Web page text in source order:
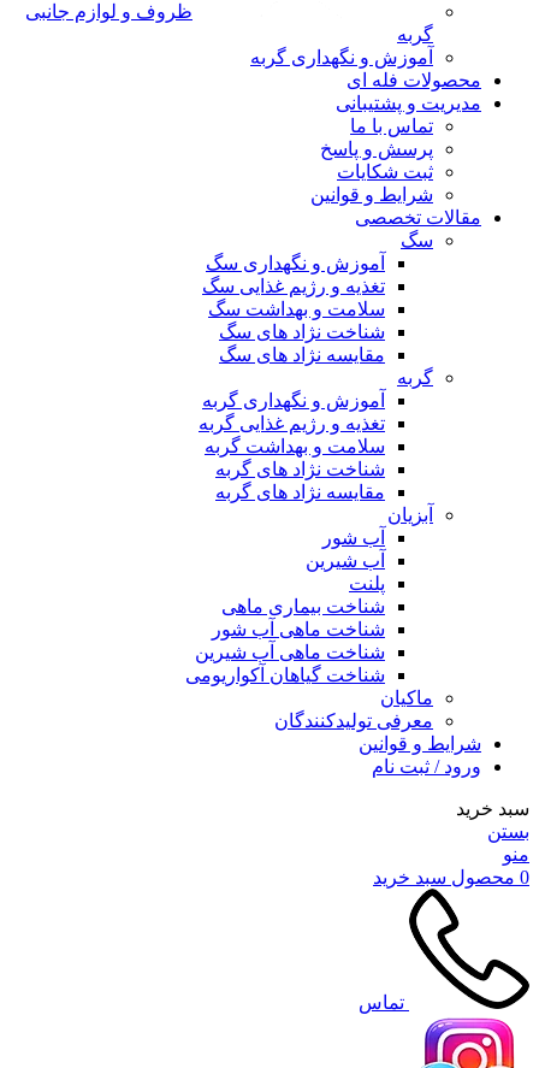
ظروف و لوازم جانبی
گربه
آموزش و نگهداری گربه
محصولات فله ای
مدیریت و پشتیبانی
تماس با ما
پرسش و پاسخ
ثبت شکایات
شرایط و قوانین
مقالات تخصصی
سگ
آموزش و نگهداری سگ
تغذیه و رژیم غذایی سگ
سلامت و بهداشت سگ
شناخت نژاد های سگ
مقایسه نژاد های سگ
گربه
آموزش و نگهداری گربه
تغذیه و رژیم غذایی گربه
سلامت و بهداشت گربه
شناخت نژاد های گربه
مقایسه نژاد های گربه
آبزیان
آب شور
آب شیرین
پلنت
شناخت بیماری ماهی
شناخت ماهی آب شور
شناخت ماهی آب شیرین
شناخت گیاهان آکواریومی
ماکیان
معرفی تولیدکنندگان
شرایط و قوانین
ورود / ثبت نام
سبد خرید
بستن
منو
0 محصول سبد خرید
تماس